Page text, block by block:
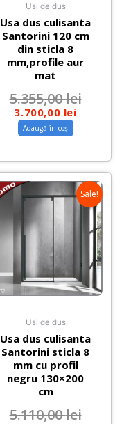
Usi de dus
Usa dus culisanta
Santorini 120 cm
din sticla 8
mm,profile aur
mat
5.355,00lei
3.700,00 lei
Adaugă în coș
Sale!
Usi de dus
Usa dus culisanta
Santorini sticla 8
mm cu profil
negru 130×200
cm
5.110,00lei